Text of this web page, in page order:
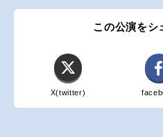
この公演をシ
X(twitter)